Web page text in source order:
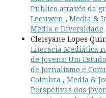
Público através da
Leeuwen , Media &
Media e Diversidade
Cleisyane Lopes
Literacia Mediática
de Jovens: Um
de Jornalismo e
Coimbra , Media &
Perspetivas dos